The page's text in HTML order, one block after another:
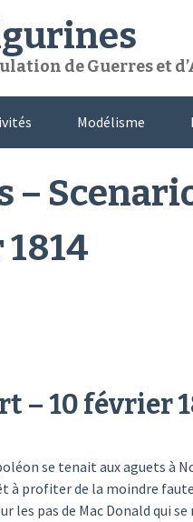
de Guerres et
Modélisme
–
– 10 février
se tenait aux aguets à
à profiter de la moindre
les pas de Mac Donald qui